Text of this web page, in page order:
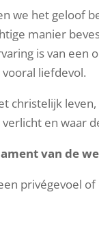
we het geloof
manier
is van een
liefdevol.
christelijk
en waar
van de
privégevoel